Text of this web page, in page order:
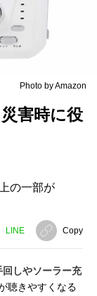
Photo by Amazon
害時に役
の一部が
LINE Copy
回しやソーラー充
聴きやすくなる